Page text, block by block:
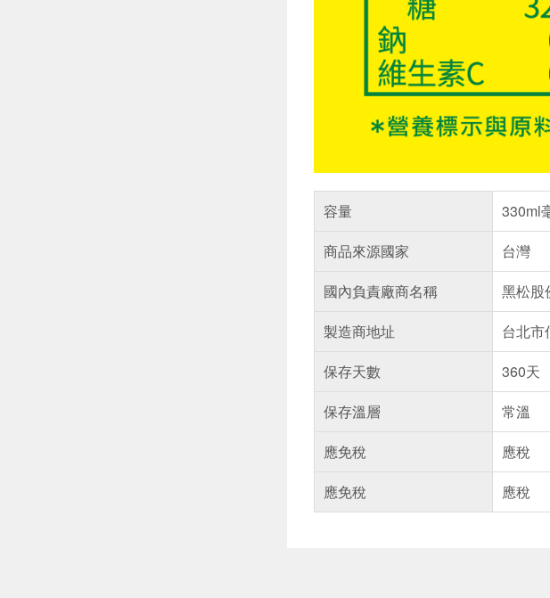
容量
330ml
商品來源國家
台灣
國內負責廠商名稱
黑松股
製造商地址
台北市
保存天數
360天
保存溫層
常溫
應免稅
應稅
應免稅
應稅